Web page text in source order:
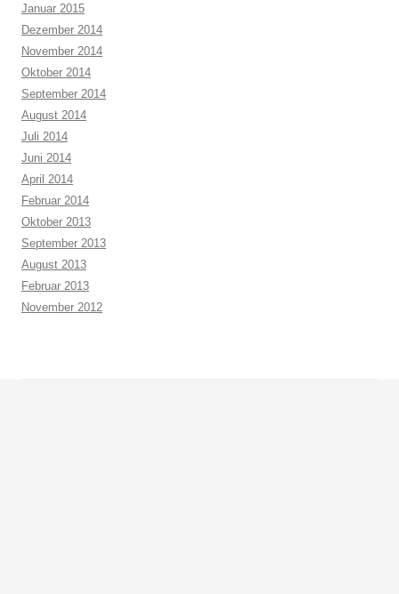
Januar 2015
Dezember 2014
November 2014
Oktober 2014
September 2014
August 2014
Juli 2014
Juni 2014
April 2014
Februar 2014
Oktober 2013
September 2013
August 2013
Februar 2013
November 2012